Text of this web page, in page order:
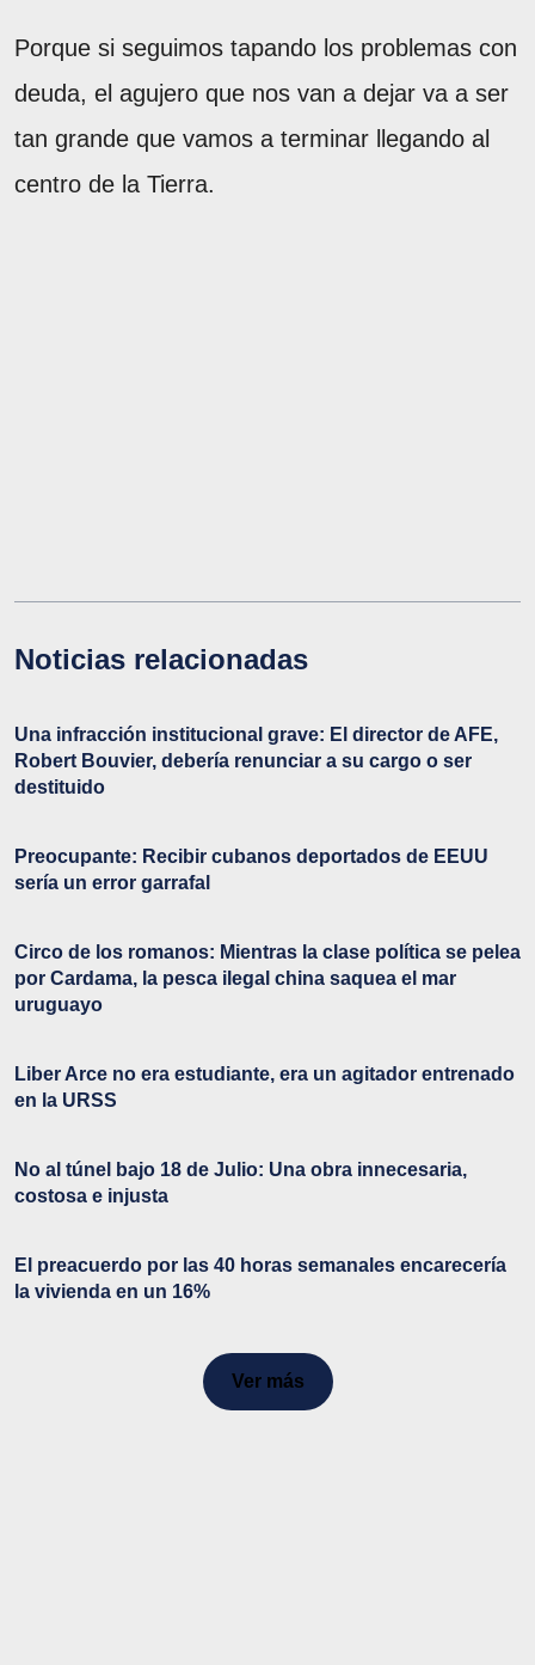
Porque si seguimos tapando los problemas con
deuda, el agujero que nos van a dejar va a ser
tan grande que vamos a terminar llegando al
centro de la Tierra.
Noticias relacionadas
Una infracción institucional grave: El director de AFE,
Robert Bouvier, debería renunciar a su cargo o ser
destituido
Preocupante: Recibir cubanos deportados de EEUU
sería un error garrafal
Circo de los romanos: Mientras la clase política se pelea
por Cardama, la pesca ilegal china saquea el mar
uruguayo
Liber Arce no era estudiante, era un agitador entrenado
en la URSS
No al túnel bajo 18 de Julio: Una obra innecesaria,
costosa e injusta
El preacuerdo por las 40 horas semanales encarecería
la vivienda en un 16%
Ver más